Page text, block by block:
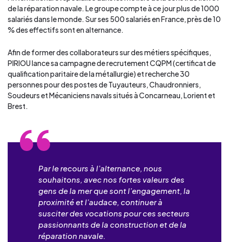
de la réparation navale. Le groupe compte à ce jour plus de 1000
salariés dans le monde. Sur ses 500 salariés en France, près de 10
% des effectifs sont en alternance.
Afin de former des collaborateurs sur des métiers spécifiques,
PIRIOU lance sa campagne de recrutement CQPM (certificat de
qualification paritaire de la métallurgie) et recherche 30
personnes pour des postes de Tuyauteurs, Chaudronniers,
Soudeurs et Mécaniciens navals situés à Concarneau, Lorient et
Brest.
Par le recours à l’alternance, nous
souhaitons, avec nos fortes valeurs des
gens de la mer que sont l’engagement, la
proximité et l’audace, continuer à
susciter des vocations pour ces secteurs
passionnants de la construction et de la
réparation navale.